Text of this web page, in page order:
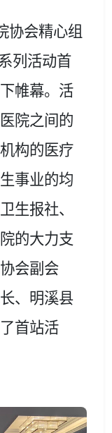
协会精心组
列活动首
帷幕。活
院之间的
构的医疗
事业的均
生报社、
的大力支
会副会
、明溪县
首站活